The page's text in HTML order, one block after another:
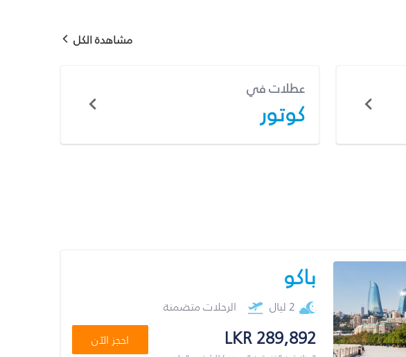
مشاهدة الكل
عطلات في
كوتور
باكو
2 ليال الرحلات متضمنة
LKR 289,892 احجز الآن